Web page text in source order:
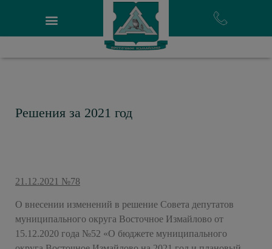
Решения за 2021 год
21.12.2021 №78
О внесении изменений в решение Совета депутатов
муниципального округа Восточное Измайлово от
15.12.2020 года №52 «О бюджете муниципального